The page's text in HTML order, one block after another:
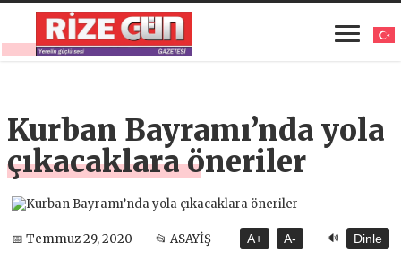
Kurban Bayramı’nda yola
çıkacaklara öneriler
📅 Temmuz 29, 2020 📂 ASAYİŞ A+ A- 🔊 Dinle